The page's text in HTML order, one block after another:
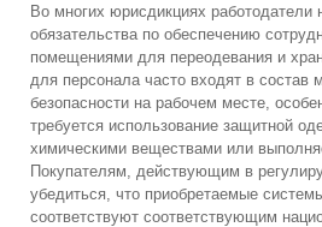
Во многих юрисдикциях работодатели
обязательства по обеспечению
помещениями для переодевания и
для персонала часто входят в состав
безопасности на рабочем месте,
требуется использование защитной
химическими веществами или
Покупателям, действующим в
убедиться, что приобретаемые
соответствуют соответствующим